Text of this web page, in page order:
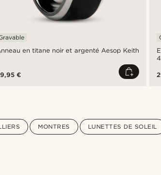
en titane noir et argenté Aesop Keith
€
MONTRES LUNETTES DE SOLEIL